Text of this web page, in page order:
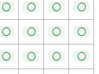
◯ ◯ ◯ ◯
◯ ◯ ◯ ◯
◯ ◯ ◯ ◯